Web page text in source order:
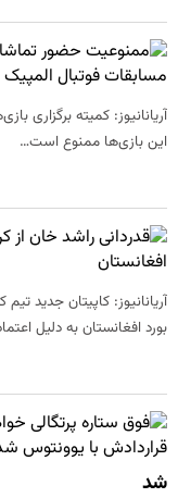
آریانانیوز: کمیته برگزاری
این بازی‌ها ممنوع است…
آریانانیوز: کاپیتان جدید
بورد افغانستان به دلیل
شد